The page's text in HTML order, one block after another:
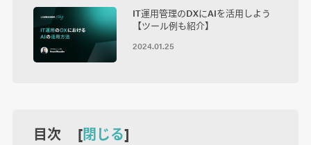
IT運用管理のDXにAIを活用しよう
【ツール例も紹介】
2024.01.25
目次 [閉じる]